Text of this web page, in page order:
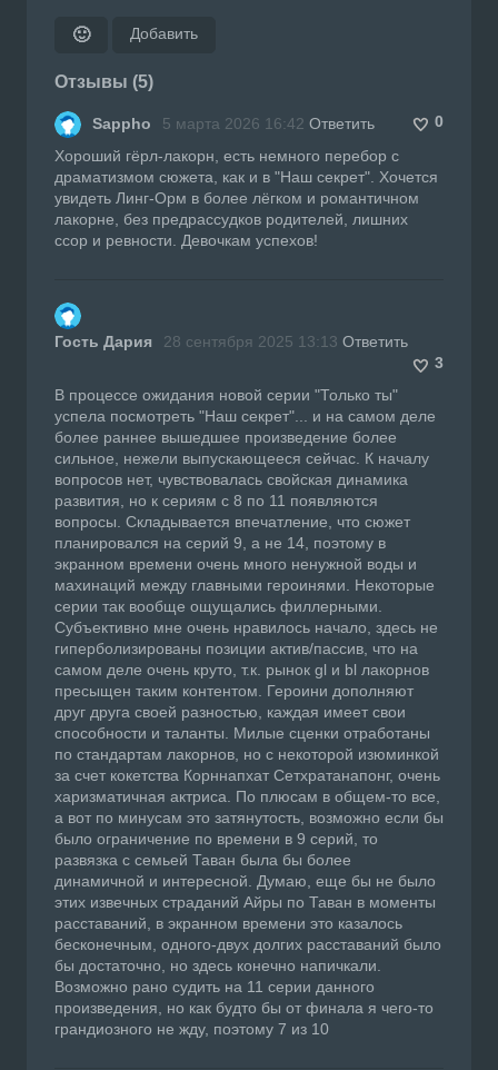
🙂 Добавить
Отзывы (5)
Sappho 5 марта 2026 16:42 Ответить
0
Хороший гёрл-лакорн, есть немного перебор с
драматизмом сюжета, как и в "Наш секрет". Хочется
увидеть Линг-Орм в более лёгком и романтичном
лакорне, без предрассудков родителей, лишних
ссор и ревности. Девочкам успехов!
Гость Дария 28 сентября 2025 13:13 Ответить
3
В процессе ожидания новой серии "Только ты"
успела посмотреть "Наш секрет"... и на самом деле
более раннее вышедшее произведение более
сильное, нежели выпускающееся сейчас. К началу
вопросов нет, чувствовалась свойская динамика
развития, но к сериям с 8 по 11 появляются
вопросы. Складывается впечатление, что сюжет
планировался на серий 9, а не 14, поэтому в
экранном времени очень много ненужной воды и
махинаций между главными героинями. Некоторые
серии так вообще ощущались филлерными.
Субъективно мне очень нравилось начало, здесь не
гиперболизированы позиции актив/пассив, что на
самом деле очень круто, т.к. рынок gl и bl лакорнов
пресыщен таким контентом. Героини дополняют
друг друга своей разностью, каждая имеет свои
способности и таланты. Милые сценки отработаны
по стандартам лакорнов, но с некоторой изюминкой
за счет кокетства Корннапхат Сетхратанапонг, очень
харизматичная актриса. По плюсам в общем-то все,
а вот по минусам это затянутость, возможно если бы
было ограничение по времени в 9 серий, то
развязка с семьей Таван была бы более
динамичной и интересной. Думаю, еще бы не было
этих извечных страданий Айры по Таван в моменты
расставаний, в экранном времени это казалось
бесконечным, одного-двух долгих расставаний было
бы достаточно, но здесь конечно напичкали.
Возможно рано судить на 11 серии данного
произведения, но как будто бы от финала я чего-то
грандиозного не жду, поэтому 7 из 10